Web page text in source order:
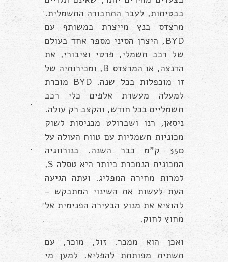
בבטיחות, לעבר התחבורה החשמלית.
מרצדס בנץ מייצרת במשותף עם
BYD, היצרן הסיני מספר אחד בעולם
של רכב חשמלי, פרטי וציבורי, את
הדנצה, או המרצדס B, ומכירותיה של
זו מוכפלות בכל שנה. BYD מוכרת
למעלה מעשרת אלפים כלי רכב
חשמליים בכל חודש, והקצב רק עולה.
ניסאן, רנו ושברולט מכניסות לשוק
מכוניות חשמליות עם טווח העולה על
350 ק”מ כבר השנה. בנורווגיה
המכונית הנמכרת ביותר היא טסלה S,
למרות מחירה המפליג. ועתה הגיעה
העת לעשות את השינוי המתבקש –
להוציא את מנוע הבעירה הפנימית אל
מחוץ לחוק.
ואכן הוא ממכר. זול, מוכר, עם
תשתית מפותחת להפליא. למען מי